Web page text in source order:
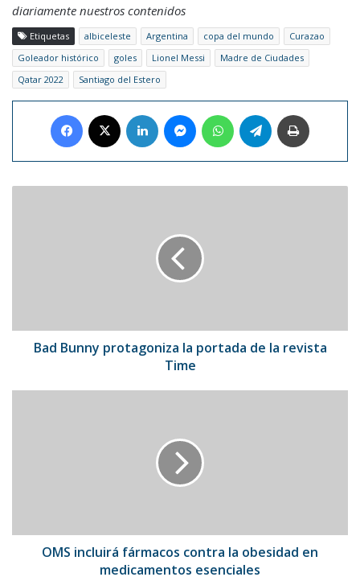
diariamente nuestros contenidos
Etiquetas albiceleste Argentina copa del mundo
Curazao
Goleador histórico
goles Lionel Messi
Madre de Ciudades
Qatar 2022
Santiago del Estero
Facebook LinkedIn MessengerWhatsAppTelegram
Time
Bad Bunny protagoniza la portada de la revista
Time
esenciales
OMS incluirá fármacos contra la obesidad en
medicamentos esenciales